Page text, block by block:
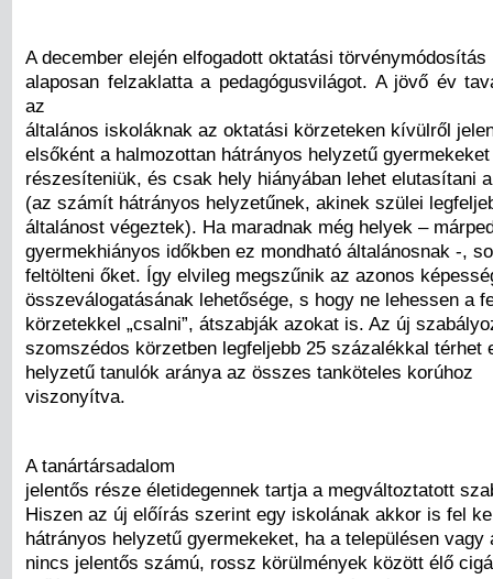
A december elején elfogadott oktatási törvénymódosítás
alaposan felzaklatta a pedagógusvilágot. A jövő év
az
általános iskoláknak az oktatási körzeteken kívülről
elsőként a halmozottan hátrányos helyzetű
részesíteniük, és csak hely hiányában lehet elutasítani
(az számít hátrányos helyzetűnek, akinek szülei
általánost végeztek). Ha maradnak még helyek –
gyermekhiányos időkben ez mondható általánosnak -,
feltölteni őket. Így elvileg megszűnik az azonos
összeválogatásának lehetősége, s hogy ne lehessen a
körzetekkel „csalni”, átszabják azokat is. Az új
szomszédos körzetben legfeljebb 25 százalékkal térhet
helyzetű tanulók aránya az összes tanköteles korúhoz
viszonyítva.
A tanártársadalom
jelentős része életidegennek tartja a megváltoztatott
Hiszen az új előírás szerint egy iskolának akkor is fel
hátrányos helyzetű gyermekeket, ha a településen vagy
nincs jelentős számú, rossz körülmények között élő